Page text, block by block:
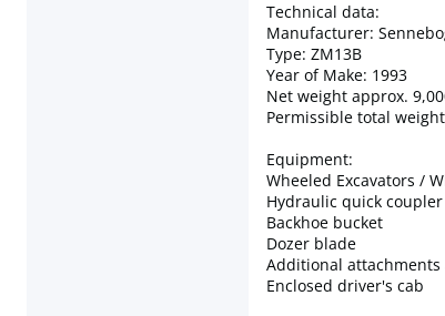
Technical data:
Manufacturer:
Type: ZM13B
Year of Make: 1993
Net weight approx.
Permissible total
Equipment:
Wheeled Excavators /
Hydraulic quick coupler
Backhoe bucket
Dozer blade
Additional attachments
Enclosed driver's cab